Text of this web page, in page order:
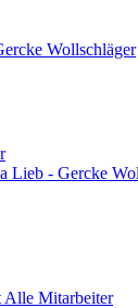
Alle Mitarbeiter